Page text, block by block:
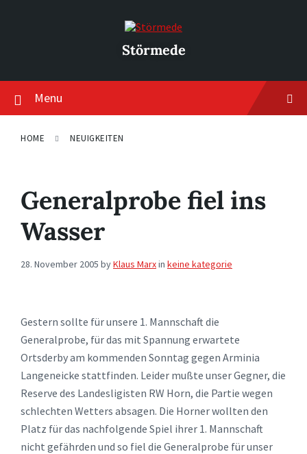
Störmede
Menu
HOME NEUIGKEITEN
Generalprobe fiel ins
Wasser
28. November 2005 byKlaus Marxin keine kategorie
Gestern sollte für unsere 1. Mannschaft die
Generalprobe, für das mit Spannung erwartete
Ortsderby am kommenden Sonntag gegen Arminia
Langeneicke stattfinden. Leider mußte unser Gegner, die
Reserve des Landesligisten RW Horn, die Partie wegen
schlechten Wetters absagen. Die Horner wollten den
Platz für das nachfolgende Spiel ihrer 1. Mannschaft
nicht gefährden und so fiel die Generalprobe für unser